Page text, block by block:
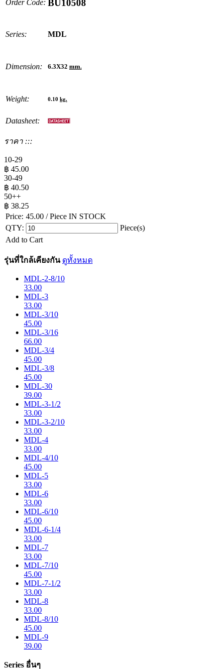
Order Code: BU10508
Series: MDL
Dimension: 6.3X32 mm.
Weight: 0.10 kg.
Datasheet:
ราคา :::
10-29
฿ 45.00
30-49
฿ 40.50
50++
฿ 38.25
Price: 45.00 / Piece IN STOCK
QTY:
Piece(s)
Add to Cart
รุ่นที่ใกล้เคียงกัน ดูทั้งหมด
MDL-2-8/10
33.00
MDL-3
33.00
MDL-3/10
45.00
MDL-3/16
66.00
MDL-3/4
45.00
MDL-3/8
45.00
MDL-30
39.00
MDL-3-1/2
33.00
MDL-3-2/10
33.00
MDL-4
33.00
MDL-4/10
45.00
MDL-5
33.00
MDL-6
33.00
MDL-6/10
45.00
MDL-6-1/4
33.00
MDL-7
33.00
MDL-7/10
45.00
MDL-7-1/2
33.00
MDL-8
33.00
MDL-8/10
45.00
MDL-9
39.00
Series อื่นๆ